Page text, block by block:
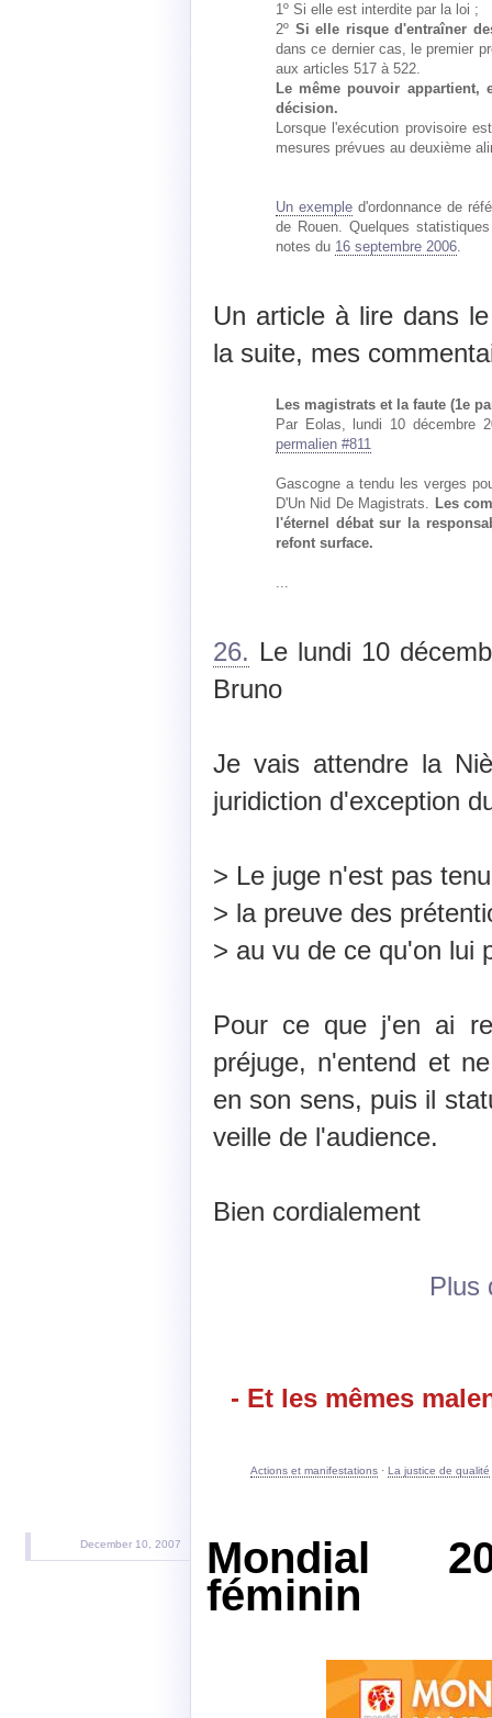
1º Si elle est interdite par la loi ;
2º Si elle risque d'entraîner
dans ce dernier cas, le premier
aux articles 517 à 522.
Le même pouvoir
décision.
Lorsque l'exécution provisoire
mesures prévues au deuxième
Un exemple d'ordonnance de
de Rouen. Quelques
notes du 16 septembre 2006.
Un article à lire dans
la suite, mes
Les magistrats et la faute (1e
Par Eolas, lundi 10 décembre
permalien #811
Gascogne a tendu les verges
D'Un Nid De Magistrats. Les
l'éternel débat sur la
refont surface.
...
26. Le lundi 10
Bruno
Je vais attendre la
juridiction d'exception
> Le juge n'est pas
> la preuve des
> au vu de ce qu'on lui
Pour ce que j'en ai
préjuge, n'entend et
en son sens, puis il
veille de l'audience.
Bien cordialement
Plus
- Et les mêmes
Actions et manifestations · La justice de qualité
December 10, 2007 Mondial
féminin